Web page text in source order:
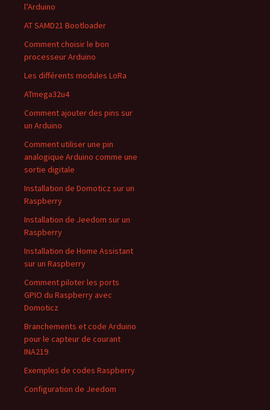
l’Arduino
AT SAMD21 Bootloader
Comment choisir le bon
processeur Arduino
Les différents modules LoRa
ATmega32u4
Comment ajouter des pins sur
un Arduino
Comment utiliser une pin
analogique Arduino comme une
sortie digitale
Installation de Domoticz sur un
Raspberry
Installation de Jeedom sur un
Raspberry
Installation de Home Assistant
sur un Raspberry
Comment piloter les ports
GPIO du Raspberry avec
Domoticz
Branchements et code Arduino
pour le capteur de courant
INA219
Exemples de codes Raspberry
Configuration de Jeedom